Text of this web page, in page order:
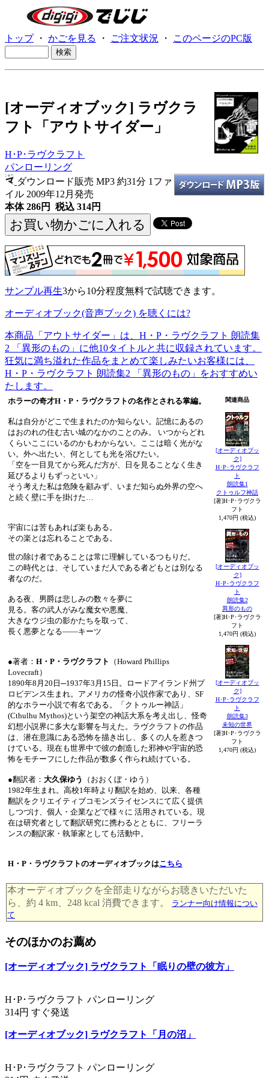
トップ・ かごを見る ・ ご注文状況 ・ このページのPC版
[オーディオブック] ラヴクラ
フト「アウトサイダー」
H･P･ラヴクラフト
パンローリング
ダウンロード販売 MP3 約31分 1ファ
イル 2009年12月発売
本体 286円 税込 314円
サンプル再生3から10分程度無料で試聴できます。
オーディオブック(音声ブック) を聴くには?
本商品「アウトサイダー」は、H・P・ラヴクラフト 朗読集
2 「異形のもの」に他10タイトルと共に収録されています。
狂気に満ち溢れた作品をまとめて楽しみたいお客様には、
H・P・ラヴクラフト 朗読集2 「異形のもの」をおすすめい
たします。
ホラーの奇才H・P・ラヴクラフトの名作とされる掌編。
私は自分がどこで生まれたのか知らない。記憶にあるの
はおのれの住む古い城のなかのことのみ。 いつからどれ
くらいここにいるのかもわからない。ここは暗く光がな
い。外へ出たい、何としても光を浴びたい。
「空を一目見てから死んだ方が、日を見ることなく生き
延びるよりもずっといい」
そう考えた私は危険を顧みず、いまだ知らぬ外界の空へ
と続く壁に手を掛けた…
宇宙には苦もあれば楽もある。
その楽とは忘れることである。
世の除け者であることは常に理解しているつもりだ。
この時代とは、そしていまだ人である者どもとは別なる
者なのだ。
ある夜、男爵は悲しみの数々を夢に
見る。客の武人がみな魔女や悪魔、
大きなウジ虫の影かたちを取って、
長く悪夢となる――キーツ
●著者： H・P・ラヴクラフト
（Howard Phillips
Lovecraft）
1890年8月20日─1937年3月15日。ロードアイランド州プ
ロビデンス生まれ。アメリカの怪奇小説作家であり、SF
的なホラー小説で有名である。「クトゥルー神話」
(Cthulhu Mythos)という架空の神話大系を考え出し、怪奇
幻想小説界に多大な影響を与えた。ラヴクラフトの作品
は、潜在意識にある恐怖を描き出し、多くの人を惹きつ
けている。現在も世界中で彼の創造した邪神や宇宙的恐
怖をモチーフにした作品が数多く作られ続けている。
●翻訳者： 大久保ゆう
（おおくぼ・ゆう）
1982年生まれ。高校1年時より翻訳を始め、以来、各種
翻訳をクリエイティブコモンズライセンスにて広く提供
しつづけ、個人・企業などで様々に 活用されている。現
在は研究者として翻訳研究に携わるとともに、フリーラ
ンスの翻訳家・執筆家としても活動中。
H・P・ラヴクラフトのオーディオブックはこちら
関連商品
[オーディオブッ
ク]
H･P･ラヴクラフ
ト
朗読集1
クトゥルフ神話
[著]H･P･ラヴクラ
フト
1,470円 (税込)
[オーディオブッ
ク]
H･P･ラヴクラフ
ト
朗読集2
異形のもの
[著]H･P･ラヴクラ
フト
1,470円 (税込)
[オーディオブッ
ク]
H･P･ラヴクラフ
ト
朗読集3
未知の世界
[著]H･P･ラヴクラ
フト
1,470円 (税込)
本オーディオブックを全部走りながらお聴きいただいた
ら、約 4 km、248 kcal 消費できます。
ランナー向け情報につい
て
そのほかのお薦め
[オーディオブック] ラヴクラフト「眠りの壁の彼方」
H･P･ラヴクラフト パンローリング
314円 すぐ発送
[オーディオブック] ラヴクラフト「月の沼」
H･P･ラヴクラフト パンローリング